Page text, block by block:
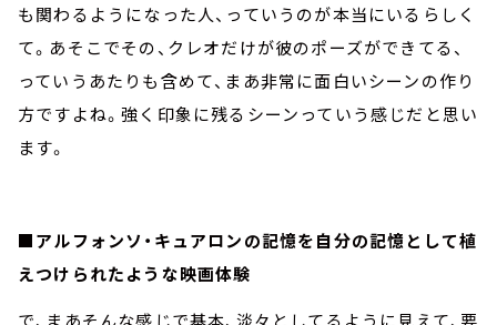
も関わるようになった人、っていうのが本当にいるらしく
て。あそこでその、クレオだけが彼のポーズができてる、
っていうあたりも含めて、まあ非常に面白いシーンの作り
方ですよね。強く印象に残るシーンっていう感じだと思い
ます。
■アルフォンソ・キュアロンの記憶を自分の記憶として植
えつけられたような映画体験
で、まあそんな感じで基本、淡々としてるように見えて、要